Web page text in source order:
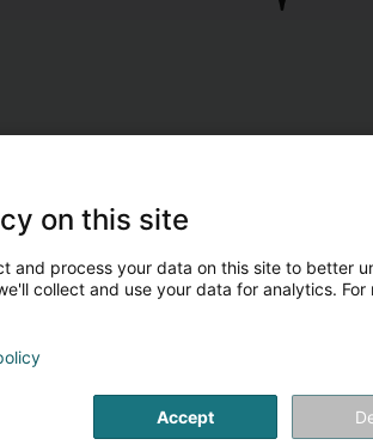
on this site
and process your data on this site to better
collect and use your data for analytics.
Accept